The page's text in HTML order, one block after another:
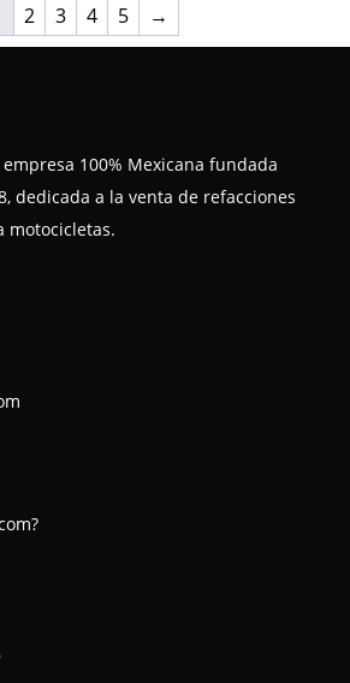
2 3 4 5 →
100% Mexicana fundada
dedicada a la venta de refacciones
motocicletas.